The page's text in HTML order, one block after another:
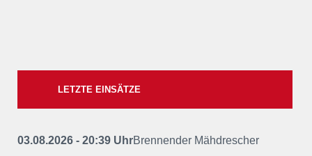
LETZTE EINSÄTZE
03.08.2026 - 20:39 UhrBrennender Mähdrescher